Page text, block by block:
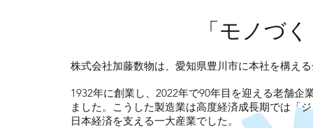
「モノづ
株式会社加藤数物は、愛知県豊川市に本社を構え
1932年に創業し、2022年で90年目を迎える老舗
ました。こうした製造業は高度経済成長期では「
日本経済を支える一大産業でした。